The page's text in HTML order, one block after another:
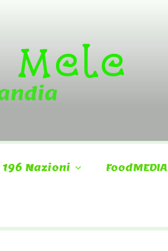
Mele
196 Nazioni FoodMEDIA